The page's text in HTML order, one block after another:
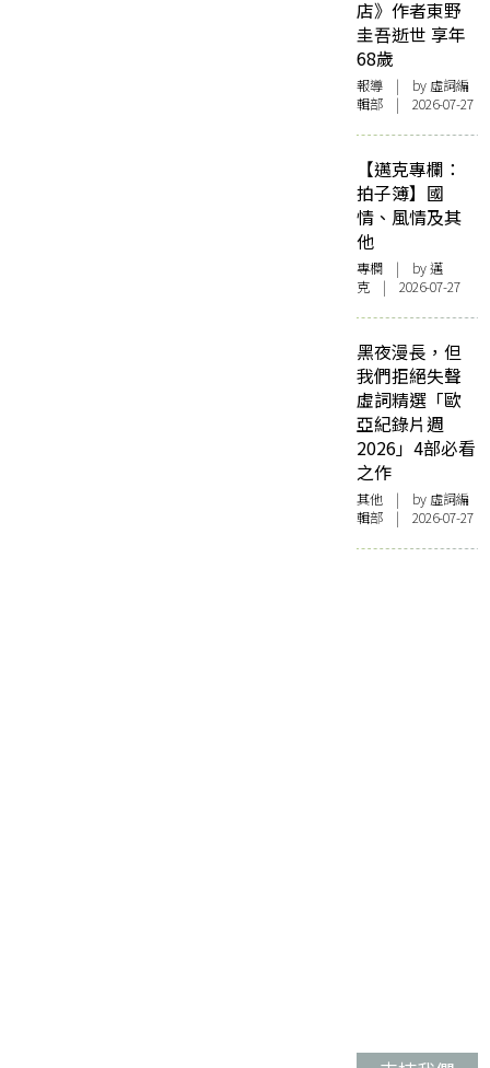
店》作者東野
圭吾逝世 享年
68歲
報導 | by 虛詞編
輯部 | 2026-07-27
【邁克專欄：
拍子簿】國
情、風情及其
他
專欄 | by邁
克 | 2026-07-27
黑夜漫長，但
我們拒絕失聲
虛詞精選「歐
亞紀錄片週
2026」4部必看
之作
其他 | by 虛詞編
輯部 | 2026-07-27